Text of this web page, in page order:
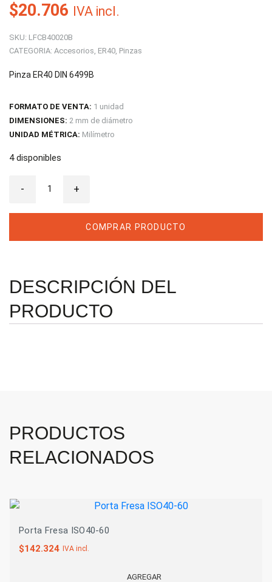
$20.706 IVA incl.
SKU: LFCB40020B
CATEGORIA: Accesorios, ER40, Pinzas
Pinza ER40 DIN 6499B
FORMATO DE VENTA: 1 unidad
DIMENSIONES: 2 mm de diámetro
UNIDAD MÉTRICA: Milímetro
4 disponibles
-
ER40
+
COMPRAR PRODUCTO
DESCRIPCIÓN DEL
PRODUCTO
PRODUCTOS
RELACIONADOS
Porta Fresa ISO40-60
$142.324 IVA incl.
AGREGAR